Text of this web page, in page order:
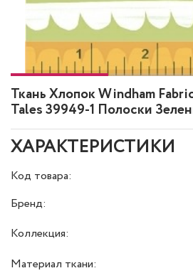
Ткань Хлопок Windham
Tales 39949-1 Полоски
ХАРАКТЕРИСТИКИ
Код товара:
Бренд:
Коллекция:
Материал ткани: